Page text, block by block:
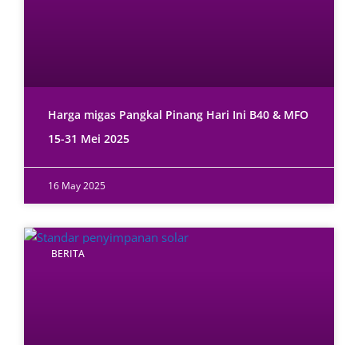
Harga migas Pangkal Pinang Hari Ini B40 & MFO
15-31 Mei 2025
16 May 2025
BERITA